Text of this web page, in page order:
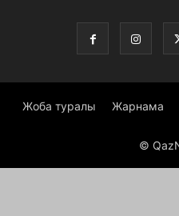
Жоба туралы Жарнама
©